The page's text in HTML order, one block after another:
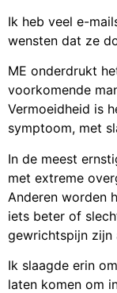
Ik heb veel e-
wensten dat ze
ME onderdrukt
voorkomende
Vermoeidheid is
symptoom, met
In de meest
met extreme
Anderen worden
iets beter of
gewrichtspijn zijn
Ik slaagde erin
laten komen om